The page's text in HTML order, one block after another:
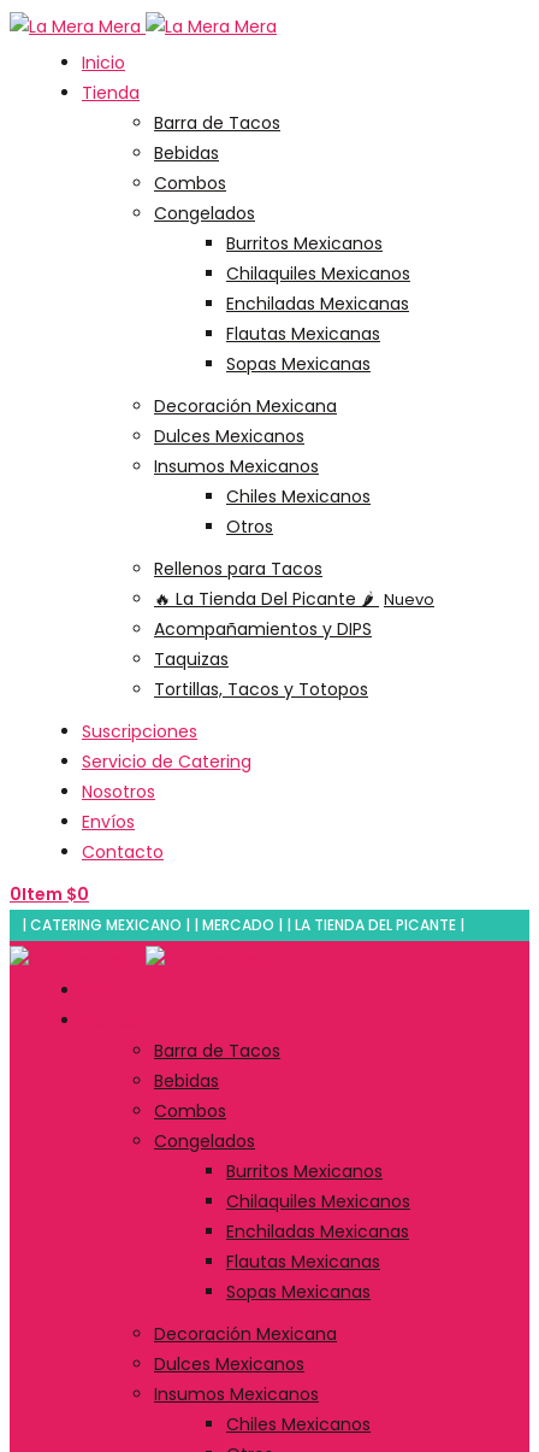
Inicio
Tienda
Barra de Tacos
Bebidas
Combos
Congelados
Burritos Mexicanos
Chilaquiles Mexicanos
Enchiladas Mexicanas
Flautas Mexicanas
Sopas Mexicanas
Decoración Mexicana
Dulces Mexicanos
Insumos Mexicanos
Chiles Mexicanos
Otros
Rellenos para Tacos
🔥 La Tienda Del Picante 🌶️ Nuevo
Acompañamientos y DIPS
Taquizas
Tortillas, Tacos y Totopos
Suscripciones
Servicio de Catering
Nosotros
Envíos
Contacto
0Item $0
| CATERING MEXICANO | | MERCADO | | LA TIENDA DEL PICANTE |
Barra de Tacos
Bebidas
Combos
Congelados
Burritos Mexicanos
Chilaquiles Mexicanos
Enchiladas Mexicanas
Flautas Mexicanas
Sopas Mexicanas
Decoración Mexicana
Dulces Mexicanos
Insumos Mexicanos
Chiles Mexicanos